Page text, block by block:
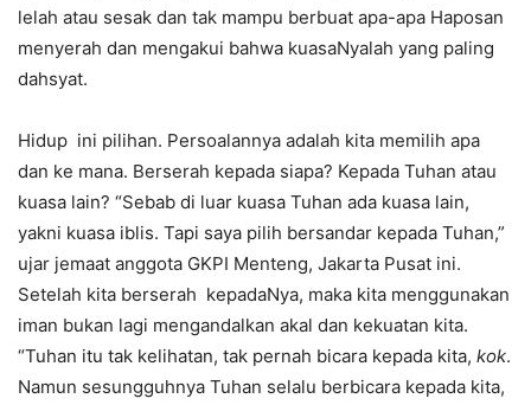
lelah atau sesak dan tak mampu berbuat apa-apa Haposan
menyerah dan mengakui bahwa kuasaNyalah yang paling
dahsyat.
Hidup ini pilihan. Persoalannya adalah kita memilih apa
dan ke mana. Berserah kepada siapa? Kepada Tuhan atau
kuasa lain? “Sebab di luar kuasa Tuhan ada kuasa lain,
yakni kuasa iblis. Tapi saya pilih bersandar kepada Tuhan,”
ujar jemaat anggota GKPI Menteng, Jakarta Pusat ini.
Setelah kita berserah kepadaNya, maka kita menggunakan
iman bukan lagi mengandalkan akal dan kekuatan kita.
“Tuhan itu tak kelihatan, tak pernah bicara kepada kita, kok.
Namun sesungguhnya Tuhan selalu berbicara kepada kita,